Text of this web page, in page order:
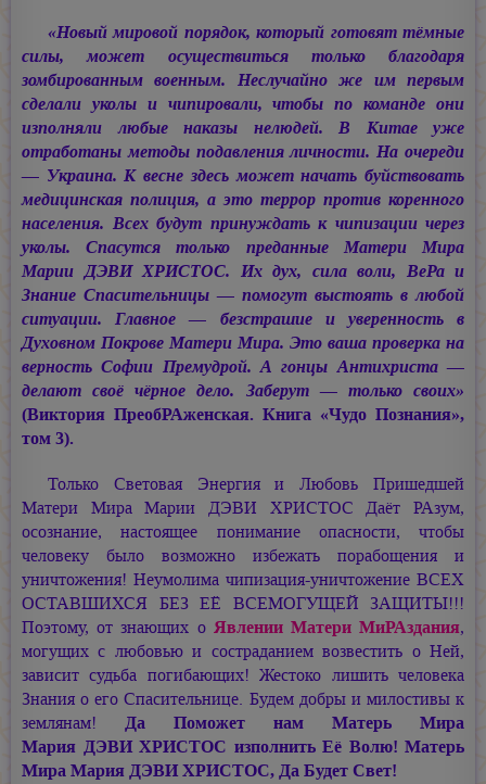
«Новый мировой порядок, который готовят тёмные
силы, может осуществиться только благодаря
зомбированным военным. Неслучайно же им первым
сделали уколы и чипировали, чтобы по команде они
изполняли любые наказы нелюдей. В Китае уже
отработаны методы подавления личности. На очереди
— Украина. К весне здесь может начать буйствовать
медицинская полиция, а это террор против коренного
населения. Всех будут принуждать к чипизации через
уколы. Спасутся только преданные Матери Мира
Марии ДЭВИ ХРИСТОС. Их дух, сила воли, ВеРа и
Знание Спасительницы — помогут выстоять в любой
ситуации. Главное — безстрашие и уверенность в
Духовном Покрове Матери Мира. Это ваша проверка на
верность Софии Премудрой. А гонцы Антихриста —
делают своё чёрное дело. Заберут — только своих»
(Виктория ПреобРАженская. Книга «Чудо Познания»,
том 3).
Только Световая Энергия и Любовь Пришедшей
Матери МираМарии ДЭВИ ХРИСТОС Даёт РАзум,
осознание, настоящее понимание опасности, чтобы
человеку было возможно избежать порабощения и
уничтожения! Неумолима чипизация-уничтожение ВСЕХ
ОСТАВШИХСЯ БЕЗ ЕЁ ВСЕМОГУЩЕЙ ЗАЩИТЫ!!!
Поэтому, от знающих о Явлении Матери МиРАздания,
могущих с любовью и состраданием возвестить о Ней,
зависит судьба погибающих! Жестоко лишить человека
Знания о его Спасительнице. Будем добры и милостивы к
землянам! Да Поможет нам Матерь Мира
Мария ДЭВИ ХРИСТОС изполнить Её Волю! Матерь
Мира Мария ДЭВИ ХРИСТОС, Да Будет Свет!